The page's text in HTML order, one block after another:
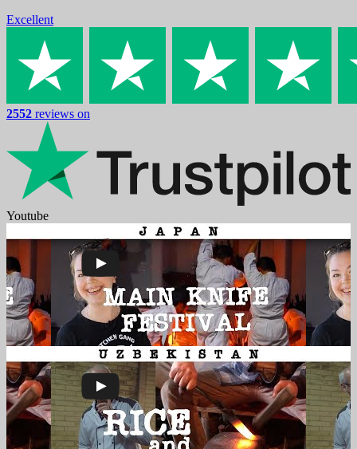
Excellent
2552 reviews on
Youtube